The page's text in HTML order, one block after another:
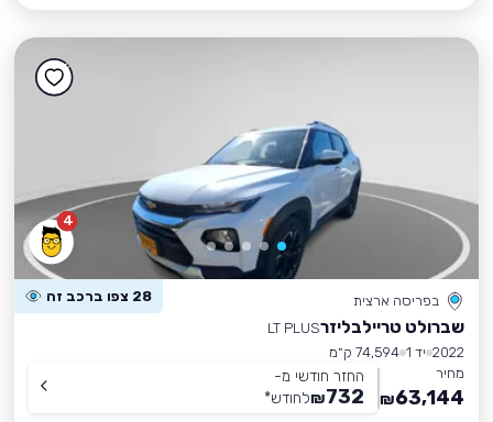
4
בפריסה ארצית 28 צפו ברכב זה
שברולט טריילבליזרLT PLUS
2022 יד 1
74,594 ק״מ
מחיר
63,144
₪
החזר חודשי מ-
732
₪לחודש*